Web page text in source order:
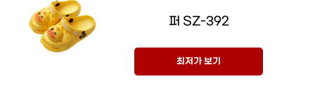
퍼 SZ-392
최저가 보기